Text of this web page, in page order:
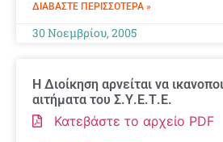
ΔΙΑΒΆΣΤΕ ΠΕΡΙΣΣΌΤΕΡΑ »
30 Νοεμβρίου, 2005
Η Διοίκηση αρνείται να
αιτήματα του Σ.Υ.Ε.Τ.Ε.
Κατεβάστε το αρχείο PDF